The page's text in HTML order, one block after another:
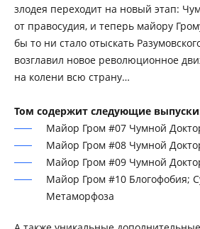
злодея переходит на новый этап:
от правосудия, и теперь майору
бы то ни стало отыскать
возглавил новое революционное
на колени всю страну…
Том содержит следующие
Майор Гром #07 Чумной
Майор Гром #08 Чумной
Майор Гром #09 Чумной
Майор Гром #10 Блогофобия;
Метаморфоза